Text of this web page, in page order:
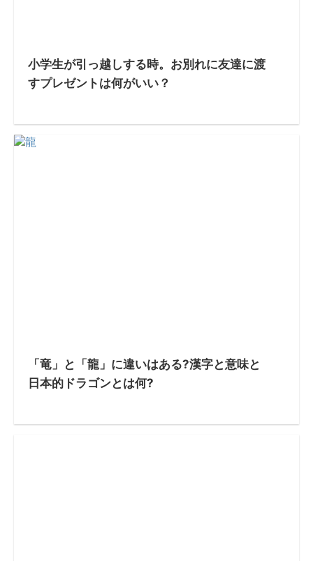
小学生が引っ越しする時。お別れに友達に渡
すプレゼントは何がいい？
「竜」と「龍」に違いはある?漢字と意味と
日本的ドラゴンとは何?